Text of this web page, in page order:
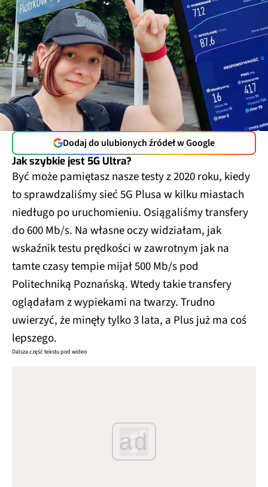
Dodaj do ulubionych źródeł w Google
Jak szybkie jest 5G Ultra?
Być może pamiętasz nasze testy z 2020 roku, kiedy
to sprawdzaliśmy sieć 5G Plusa w kilku miastach
niedługo po uruchomieniu. Osiągaliśmy transfery
do 600 Mb/s. Na własne oczy widziałam, jak
wskaźnik testu prędkości w zawrotnym jak na
tamte czasy tempie mijał 500 Mb/s pod
Politechniką Poznańską. Wtedy takie transfery
oglądałam z wypiekami na twarzy. Trudno
uwierzyć, że minęły tylko 3 lata, a Plus już ma coś
lepszego.
Dalsza część tekstu pod wideo
ad